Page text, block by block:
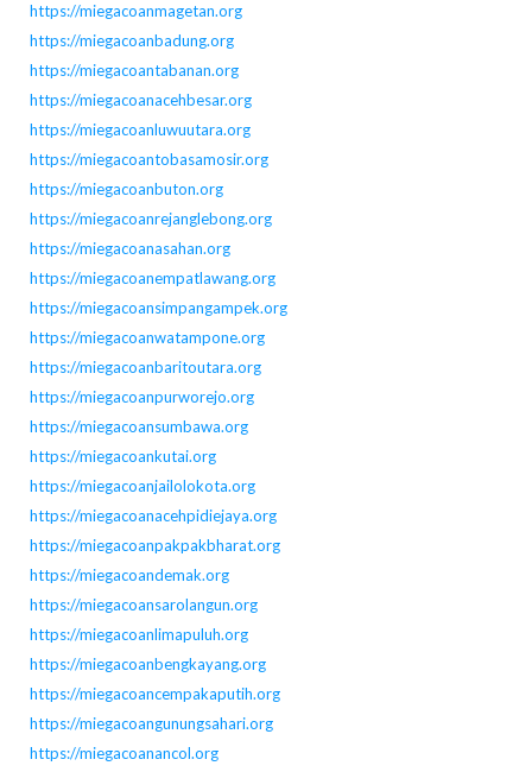
https://miegacoanmagetan.org
https://miegacoanbadung.org
https://miegacoantabanan.org
https://miegacoanacehbesar.org
https://miegacoanluwuutara.org
https://miegacoantobasamosir.org
https://miegacoanbuton.org
https://miegacoanrejanglebong.org
https://miegacoanasahan.org
https://miegacoanempatlawang.org
https://miegacoansimpangampek.org
https://miegacoanwatampone.org
https://miegacoanbaritoutara.org
https://miegacoanpurworejo.org
https://miegacoansumbawa.org
https://miegacoankutai.org
https://miegacoanjailolokota.org
https://miegacoanacehpidiejaya.org
https://miegacoanpakpakbharat.org
https://miegacoandemak.org
https://miegacoansarolangun.org
https://miegacoanlimapuluh.org
https://miegacoanbengkayang.org
https://miegacoancempakaputih.org
https://miegacoangunungsahari.org
https://miegacoanancol.org